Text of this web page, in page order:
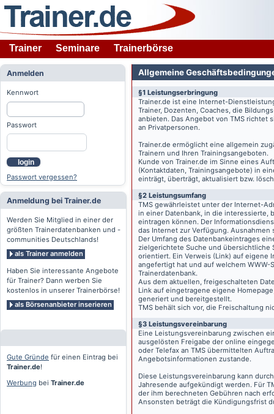
Trainer Seminare Trainerbörse
Anmelden
Kennwort
Passwort
login
Passwort vergessen?
Anmeldung bei Trainer.de
Werden Sie Mitglied in einer der
größten Trainerdatenbanken und -
communities Deutschlands!
als Trainer anmelden
Haben Sie interessante Angebote
für Trainer? Dann werben Sie
kostenlos in unserer Trainerbörse!
als Börsenanbieter inserieren
Gute Gründe für einen Eintrag bei
Trainer.de!
Werbung bei Trainer.de
Allgemeine
§1 Leistungserbringung
Trainer.de ist eine Internet-
Trainer, Dozenten, Coaches, die
anbieten. Das Angebot von TMS richtet
an Privatpersonen.
Trainer.de ermöglicht eine allgemein
Trainern und Ihren Trainingsangeboten.
Kunde von Trainer.de im Sinne eines
(Kontaktdaten, Trainingsangebote) in
einträgt, überträgt, aktualisiert bzw.
§2 Leistungsumfang
TMS gewährleistet unter der Internet-
in einer Datenbank, in die interessierte,
eintragen können. Der
das Internet zur Verfügung.
Der Umfang des Datenbankeintrages
zielgerichtete Suche und übersichtliche
orientiert. Ein Verweis (Link) auf eigene
angefertigt hat und auf welchem
Trainerdatenbank.
Aus dem aktuellen, freigeschalteten
Link auf eingetragene eigene
generiert und bereitgestellt.
TMS behält sich vor, die Freischaltung
§3 Leistungsvereinbarung
Eine Leistungsvereinbarung zwischen
ausgelösten Freigabe der online
oder Telefax an TMS übermittelten
Angebotsinformationen zustande.
Diese Leistungsvereinbarung kann
Jahresende aufgekündigt werden. Für
der ihm berechneten Gebühren nach
Ansonsten beträgt die Kündigungsfrist